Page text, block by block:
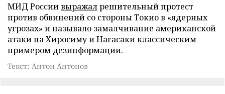
МИД Россиивыражалрешительный протест
против обвинений со стороны Токио в «ядерных
угрозах» и называло замалчивание американской
атаки на Хиросиму и Нагасаки классическим
примером дезинформации.
Текст: Антон Антонов